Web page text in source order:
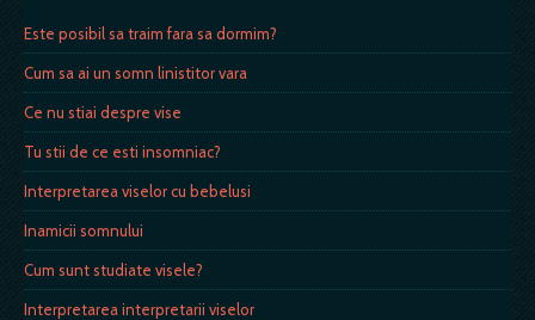
Este posibil sa traim fara sa dormim?
Cum sa ai un somn linistitor vara
Ce nu stiai despre vise
Tu stii de ce esti insomniac?
Interpretarea viselor cu bebelusi
Inamicii somnului
Cum sunt studiate visele?
Interpretarea interpretarii viselor